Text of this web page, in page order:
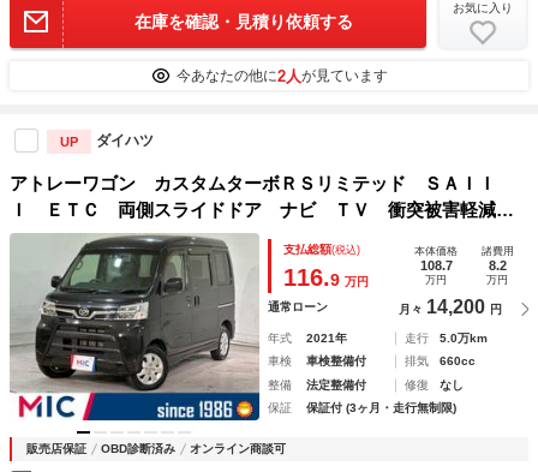
在庫を確認・見積り依頼する
お気に入り
今あなたの他に2人が見ています
UP ダイハツ
アトレーワゴン カスタムターボＲＳリミテッド ＳＡＩＩ
Ｉ ＥＴＣ 両側スライドドア ナビ ＴＶ 衝突被害軽減シ
ステム オートマチックハイビーム オートライト ＬＥＤヘ
ッドランプ キーレスエントリー アイドリングストップ 電
動格納ミラー ターボ
支払総額(税込)
116.9 万円
本体価格
108.7
万円
諸費用
8.2
万円
通常ローン 月々 14,200 円
年式 2021年 走行
5.0万km
車検
車検整備付 排気
660cc
整備
法定整備付 修復
なし
保証
保証付 (3ヶ月・走行無制限)
販売店保証 OBD診断済み オンライン商談可